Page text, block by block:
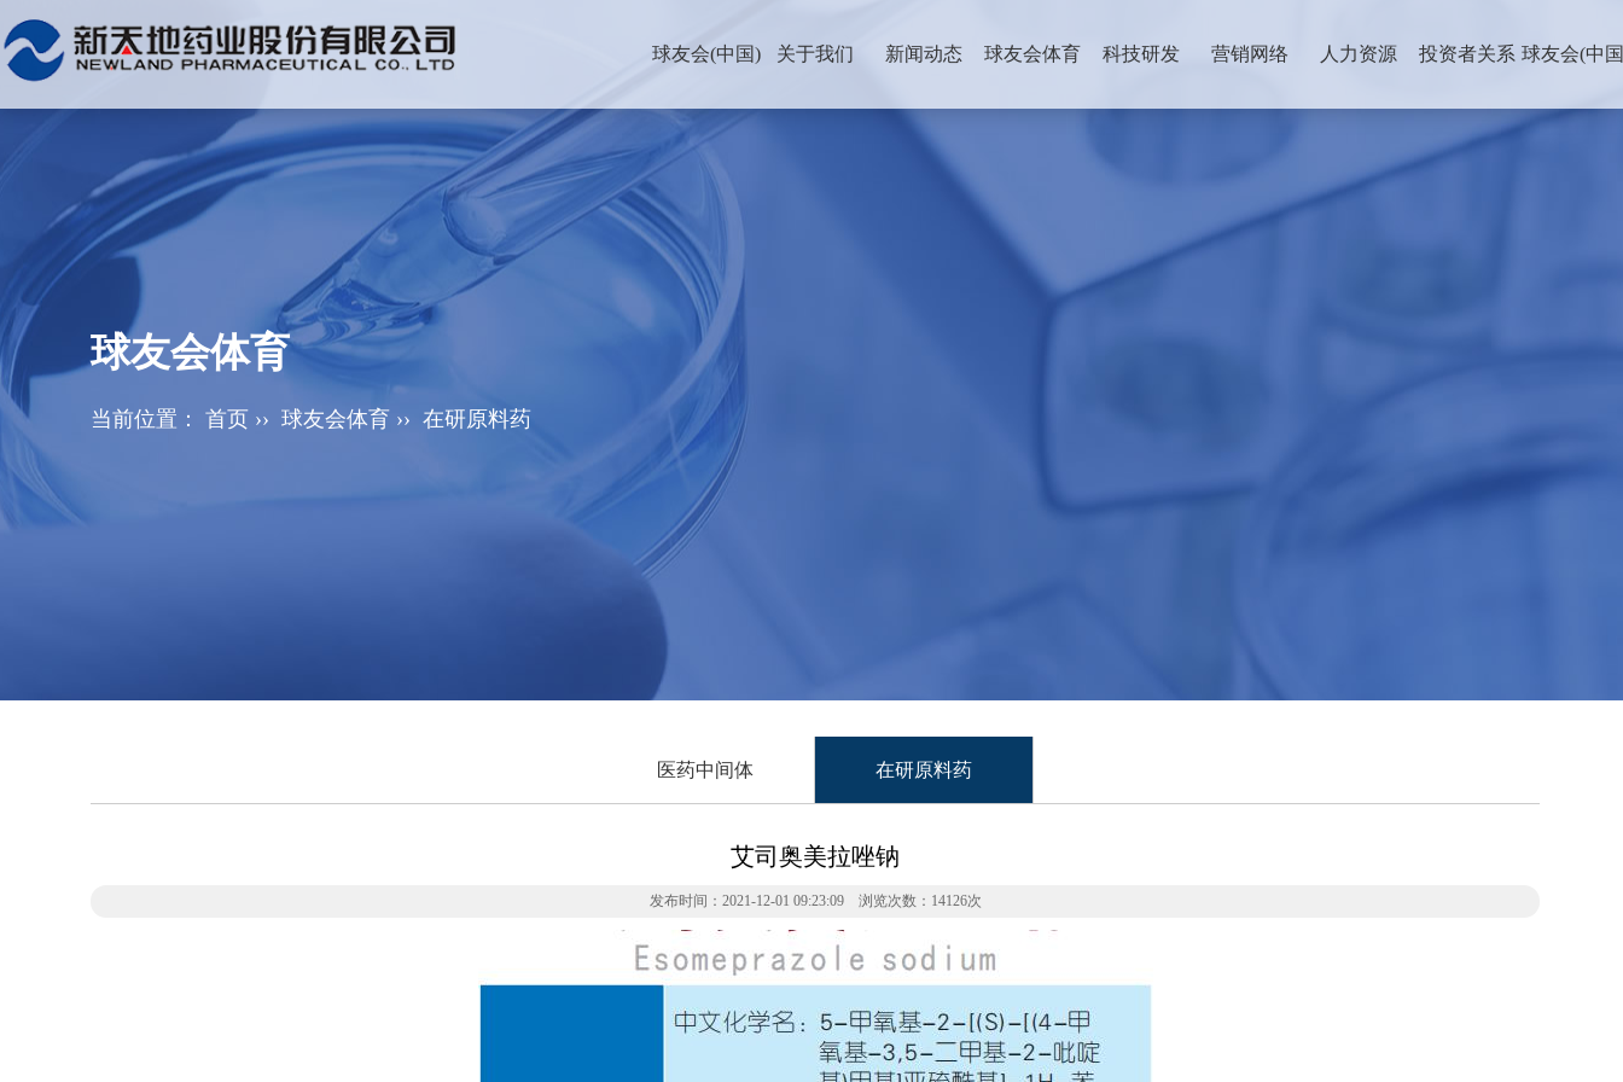
球友会(中国) 关于我们 新闻动态 球友会体育 科技研发 营销网络 人力资源 投资者关系 球友会(中
球友会体育
当前位置： 首页 ›› 球友会体育 ›› 在研原料药
医药中间体 在研原料药
艾司奥美拉唑钠
发布时间：2021-12-01 09:23:09 浏览次数：14126次